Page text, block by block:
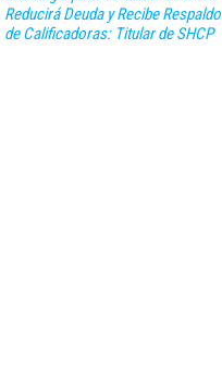
Reducirá Deuda y Recibe Respaldo
de Calificadoras: Titular de SHCP